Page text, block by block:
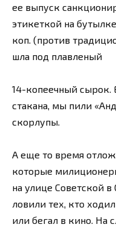
ее выпуск
этикеткой на
коп. (против
шла под плавленый
14-копеечный сырок.
стакана, мы пили
скорлупы.
А еще то время
которые
на улице Советской
ловили тех, кто
или бегал в кино. На